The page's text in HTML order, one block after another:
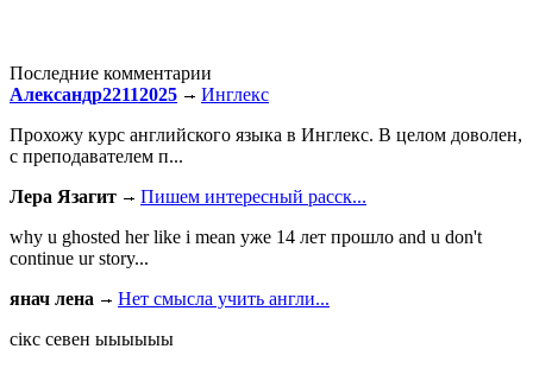
Последние комментарии
Александр22112025
Инглекс
Прохожу курс английского языка в Инглекс. В целом доволен,
с преподавателем п...
Лера Язагит
Пишем интересный расск...
why u ghosted her like i mean уже 14 лет прошло and u don't
continue ur story...
янач лена
Нет смысла учить англи...
сiкс севен ыыыыыы